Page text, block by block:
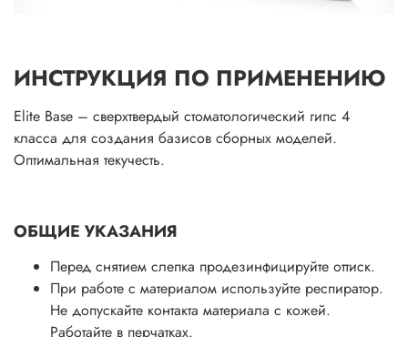
ИНСТРУКЦИЯ ПО ПРИМЕНЕНИЮ
Elite Base – сверхтвердый стоматологический гипс 4
класса для создания базисов сборных моделей.
Оптимальная текучесть.
ОБЩИЕ УКАЗАНИЯ
Перед снятием слепка продезинфицируйте оттиск.
При работе с материалом используйте респиратор.
Не допускайте контакта материала с кожей.
Работайте в перчатках.